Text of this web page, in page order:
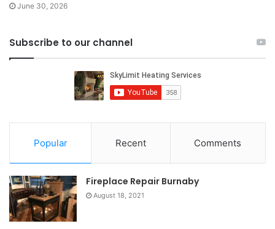
June 30, 2026
Subscribe to our channel
Popular Recent Comments
Fireplace Repair Burnaby
August 18, 2021